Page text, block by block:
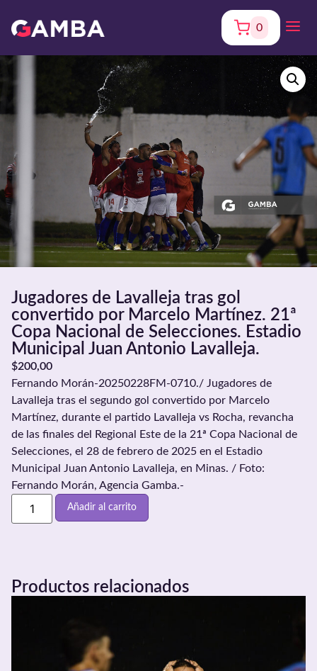
0
Jugadores de Lavalleja tras gol
convertido por Marcelo Martínez. 21ª
Copa Nacional de Selecciones. Estadio
Municipal Juan Antonio Lavalleja.
$200,00
Fernando Morán-20250228FM-0710./ Jugadores de
Lavalleja tras el segundo gol convertido por Marcelo
Martínez, durante el partido Lavalleja vs Rocha, revancha
de las finales del Regional Este de la 21ª Copa Nacional de
Selecciones, el 28 de febrero de 2025 en el Estadio
Municipal Juan Antonio Lavalleja, en Minas. / Foto:
Fernando Morán, Agencia Gamba.-
Añadir al carrito
Productos relacionados